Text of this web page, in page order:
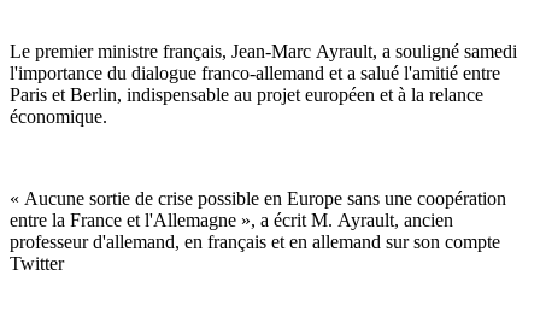
Le premier ministre français, Jean-Marc Ayrault, a souligné samedi
l'importance du dialogue franco-allemand et a salué l'amitié entre
Paris et Berlin, indispensable au projet européen et à la relance
économique.
« Aucune sortie de crise possible en Europe sans une coopération
entre la France et l'Allemagne », a écrit M. Ayrault, ancien
professeur d'allemand, en français et en allemand sur son compte
Twitter